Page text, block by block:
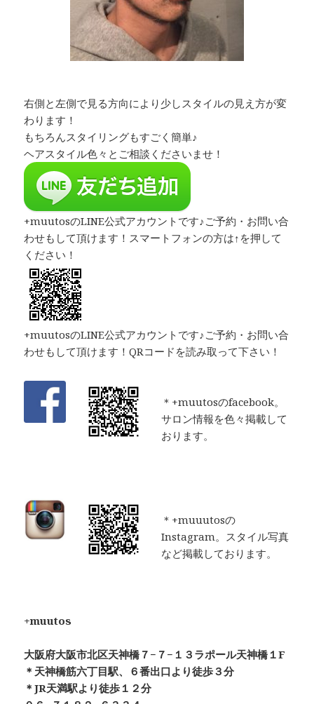
右側と左側で見る方向により少しスタイルの見え方が変
わります！
もちろんスタイリングもすごく簡単♪
ヘアスタイル色々とご相談くださいませ！
+muutosのLINE公式アカウントです♪ご予約・お問い合
わせもして頂けます！スマートフォンの方は↑を押して
ください！
+muutosのLINE公式アカウントです♪ご予約・お問い合
わせもして頂けます！QRコードを読み取って下さい！
＊+muutosのfacebook。
サロン情報を色々掲載して
おります。
＊+muuutosの
Instagram。スタイル写真
など掲載しております。
+muutos
大阪府大阪市北区天神橋７−７−１３ラポール天神橋１F
＊天神橋筋六丁目駅、６番出口より徒歩３分
＊JR天満駅より徒歩１２分